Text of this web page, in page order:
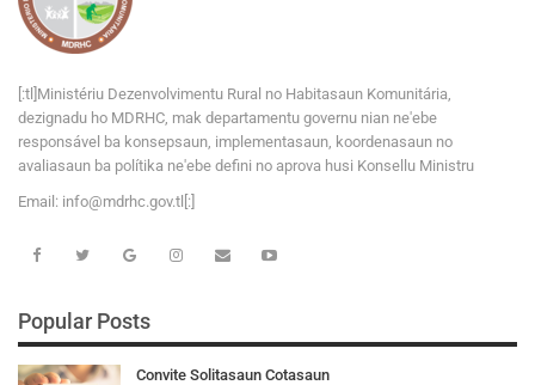
[:tl]Ministériu Dezenvolvimentu Rural no Habitasaun Komunitária,
dezignadu ho MDRHC, mak departamentu governu nian ne'ebe
responsável ba konsepsaun, implementasaun, koordenasaun no
avaliasaun ba polítika ne'ebe defini no aprova husi Konsellu Ministru
Email: info@md rhc.gov.tl[:]
Popular Posts
Convite Solitasaun Cotasaun